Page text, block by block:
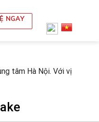
NGAY
tâm Hà Nội. Với vị